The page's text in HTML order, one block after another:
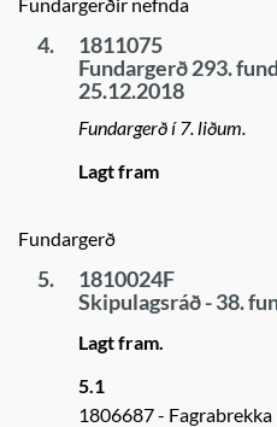
4.
1811075
Fundargerð 293.
25.12.2018
Fundargerð í 7. liðum.
Lagt fram
Fundargerð
5.
1810024F
Skipulagsráð - 38.
Lagt fram.
5.1
1806687